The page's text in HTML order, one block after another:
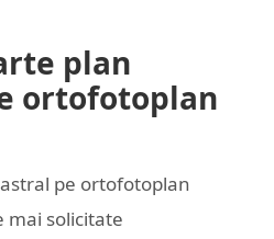
plan
ortofotoplan
pe ortofotoplan
mai solicitate